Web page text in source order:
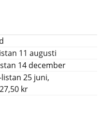
11 augusti
14 december
25 juni,
kr